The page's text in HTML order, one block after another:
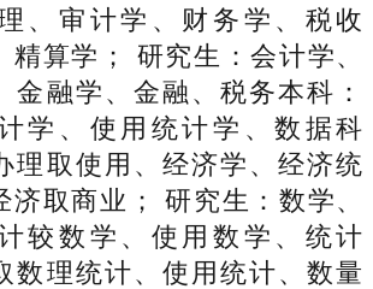
、审计学、财务学、税收
精算学； 研究生：会计学、
金融学、金融、税务本科：
学、使用统计学、数据科
理取使用、经济学、经济统
济取商业； 研究生：数学、
较数学、使用数学、统计
数理统计、使用统计、数量